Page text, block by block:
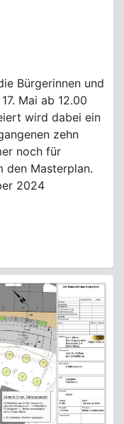
Bürgerinnen und
Mai ab 12.00
wird dabei ein
zehn
noch für
den Masterplan.
2024